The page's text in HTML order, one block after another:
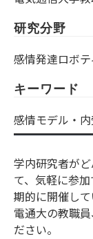
研究分野
感情発達ロボ
キーワード
感情モデル・
学内研究者が
て、気軽に参
期的に開催して
電通大の教職
ださい。